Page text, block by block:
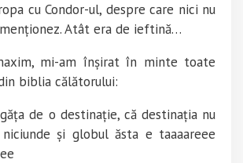
cu Condor-ul, despre care nici nu
Atât era de ieftină…
mi-am înșirat în minte toate
biblia călătorului:
de o destinație, că destinația nu
și globul ăsta e taaaareee